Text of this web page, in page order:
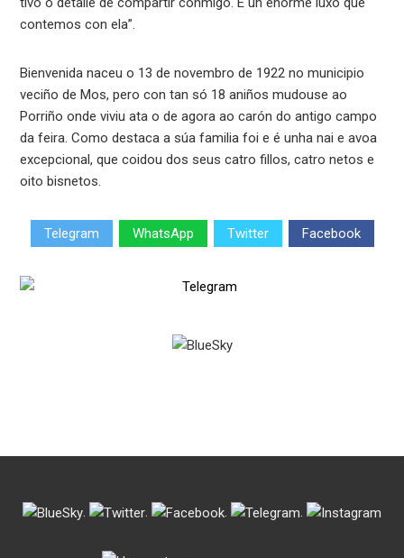
contemos con ela”.
Bienvenida naceu o 13 de novembro de 1922 no municipio
veciño de Mos, pero con tan só 18 aniños mudouse ao
Porriño onde viviu ata o de agora ao carón do antigo campo
da feira. Como destaca a súa familia foi e é unha nai e avoa
excepcional, que coidou dos seus catro fillos, catro netos e
oito bisnetos.
Telegram WhatsApp Twitter Facebook
. . . .